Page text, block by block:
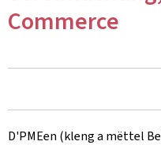
Commerce
D'PMEen (kleng a mëttel